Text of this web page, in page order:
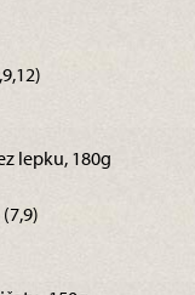
lepku, 180g